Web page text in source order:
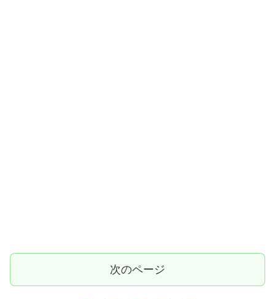
次のページ